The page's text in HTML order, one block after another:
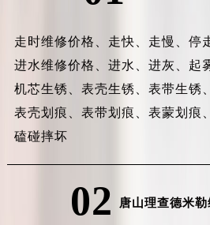
走时维修价格、 走快、 走慢、 停
进水维修价格、 进水、 进灰、 起
机芯生锈、 表壳生锈、 表带生锈、
表壳划痕、 表带划痕、 表蒙划痕、
磕碰摔坏
02 唐山理查德米勒